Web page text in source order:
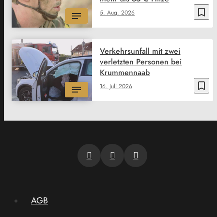
bookmark_border
5. Aug. 2026
bookmark_border
16. Juli 2026
Verkehrsunfall mit zwei
verletzten Personen bei
Krummennaab
AGB